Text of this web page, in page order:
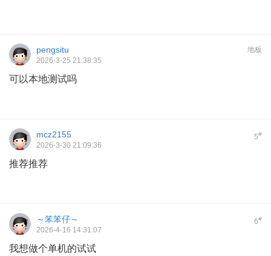
地板
pengsitu
2026-3-25 21:38:35
可以本地测试吗
5#
mcz2155
2026-3-30 21:09:36
推荐推荐
6#
～笨笨仔～
2026-4-16 14:31:07
我想做个单机的试试